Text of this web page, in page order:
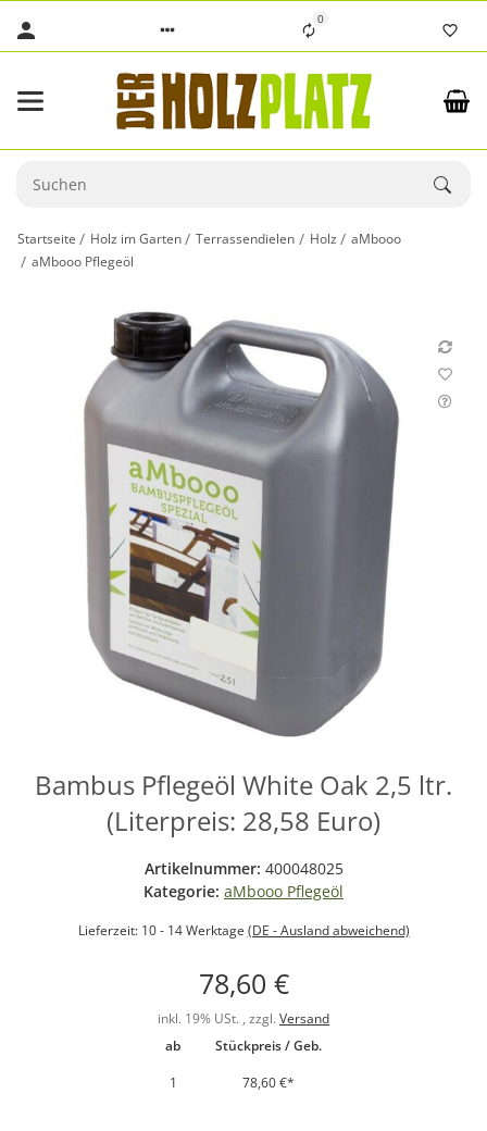
0
Startseite Holz im Garten Terrassendielen Holz
aMbooo
aMbooo Pflegeöl
Bambus Pflegeöl White Oak 2,5 ltr.
(Literpreis: 28,58 Euro)
Artikelnummer: 400048025
Kategorie: aMbooo Pflegeöl
Lieferzeit: 10 - 14 Werktage (DE - Ausland abweichend)
78,60 €
inkl. 19% USt. , zzgl. Versand
ab
Stückpreis / Geb.
1
78,60 €*